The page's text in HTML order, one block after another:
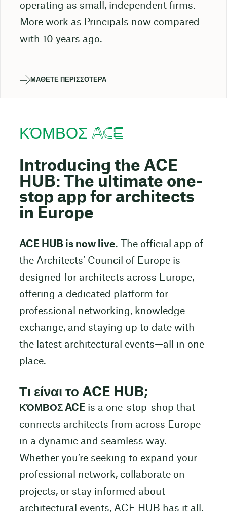
operating as small, independent firms.
More work as Principals now compared
with 10 years ago.
ΜΆΘΕΤΕ ΠΕΡΙΣΣΌΤΕΡΑ
ΚΌΜΒΟΣ ACE
Introducing the ACE
HUB: The ultimate one-
stop app for architects
in Europe
ACE HUB is now live. The official app of
the Architects’ Council of Europe is
designed for architects across Europe,
offering a dedicated platform for
professional networking, knowledge
exchange, and staying up to date with
the latest architectural events—all in one
place.
Τι είναι το ACE HUB;
ΚΌΜΒΟΣ ACEis a one-stop-shop that
connects architects from across Europe
in a dynamic and seamless way.
Whether you’re seeking to expand your
professional network, collaborate on
projects, or stay informed about
architectural events, ACE HUB has it all.